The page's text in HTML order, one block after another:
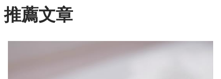
推薦文章